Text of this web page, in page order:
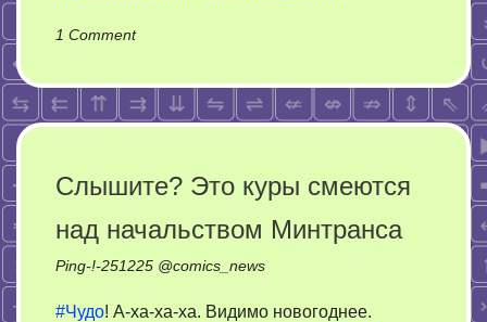
1 Commenton
человек
в
18
до
лет
Слышите? Это куры смеются
над начальством Минтранса
Ping-!-251225 @comics_news
#Чудо! А-ха-ха-ха. Видимо новогоднее.